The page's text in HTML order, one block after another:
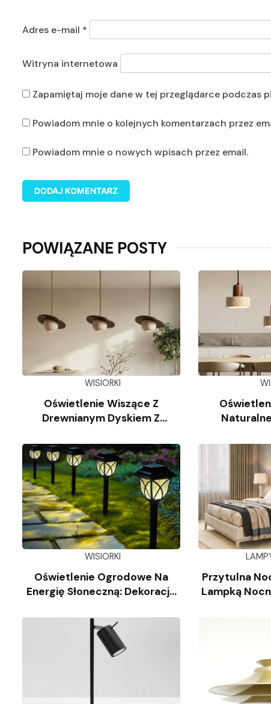
Adres e-mail *
Witryna internetowa
Zapamiętaj moje dane w tej przeglądarce podczas
Powiadom mnie o kolejnych komentarzach przez
Powiadom mnie o nowych wpisach przez email.
POWIĄZANE POSTY
WISIORKI
Oświetlenie Wiszące Z
Drewnianym Dyskiem Z
WISIORKI
Oświetlenie Ogrodowe Na
Energię Słoneczną: Dekoracja
Przytulna
Lampką